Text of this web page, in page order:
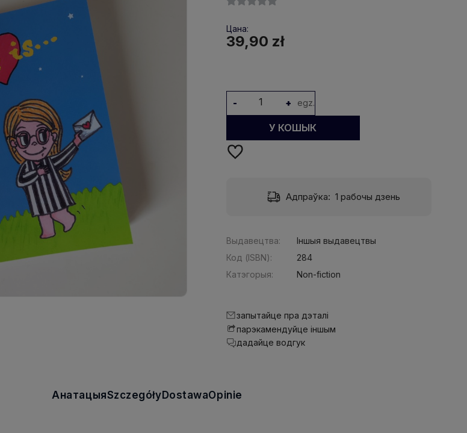
Цана:
39,90 zł
+
- egz.
У КОШЫК
Наяўнасць: Адпраўка: 1 рабочы дзень
Выдавецтва:
Іншыя выдавецтвы
Код (ISBN):
284
Катэгорыя:
Non-fiction
запытайце пра дэталі
парэкамендуйце іншым
дадайце водгук
АнатацыяSzczegółyDostawaOpinie